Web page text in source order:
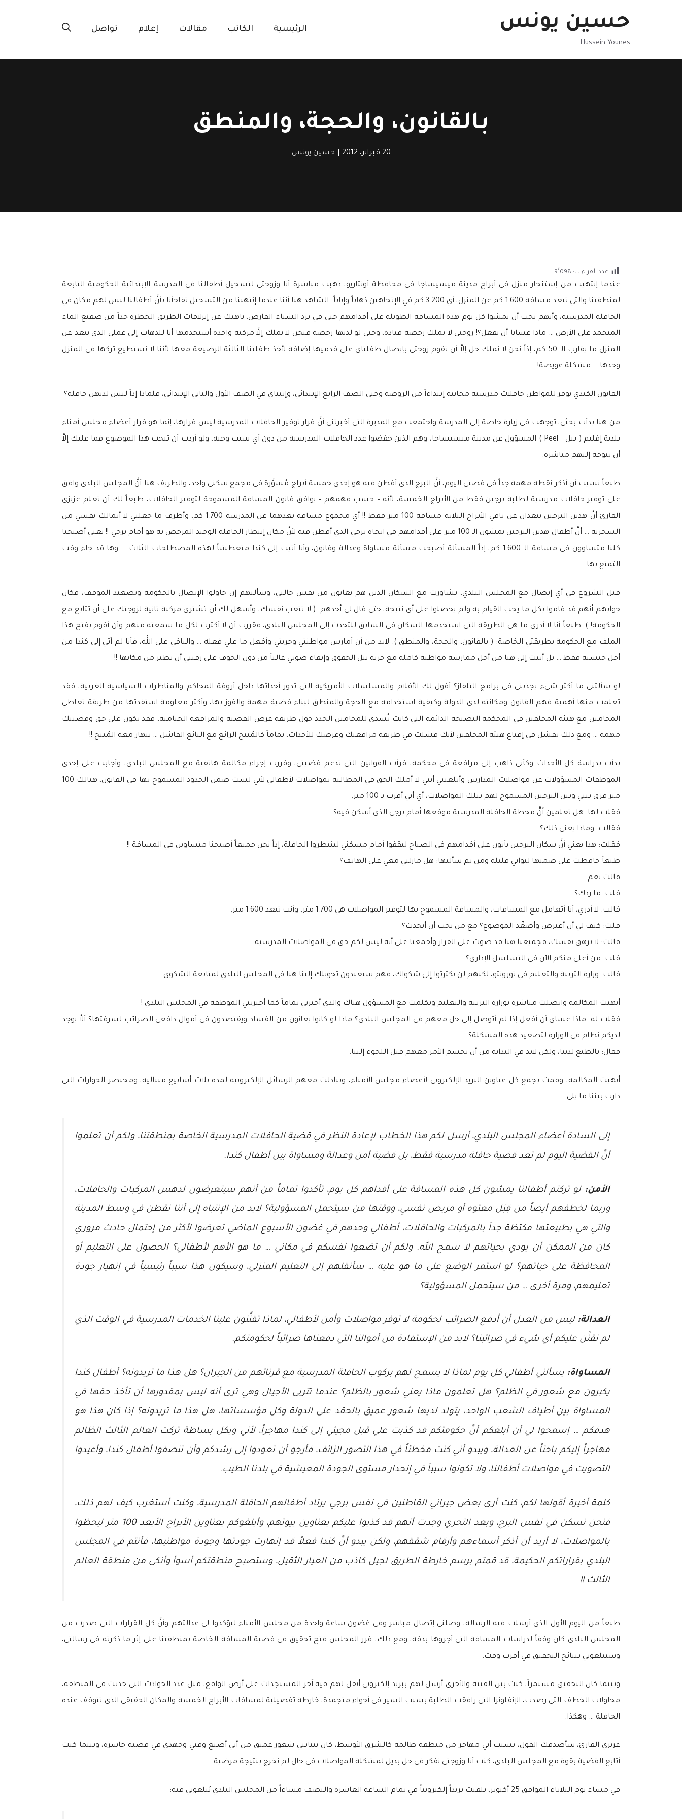
حسين يونس
Hussein Younes
الرئيسية الكاتب مقالات إعلام تواصل
بالقانون، والحجة، والمنطق
20 فبراير، 2012 حسين يونس
عدد القراءات: 9٬098
عندما إنتهيت من إستئجار منزل في أبراج مدينة ميسيساجا في محافظة أونتاريو، ذهبت مباشرة أنا وزوجتي لتسجيل أطفالنا في المدرسة الإبتدائية الحكومية التابعة
لمنطقتنا والتي تبعد مسافة 1.600 كم عن المنزل، أي 3.200 كم في الإتجاهين ذهاباً وإياباً. الشاهد هنا أننا عندما إنتهينا من التسجيل تفاجأنا بأنَّ أطفالنا ليس لهم مكان في
الحافلة المدرسية، وأنهم يجب أن يمشوا كل يوم هذه المسافة الطويلة على أقدامهم حتى في برد الشتاء القارص، ناهيك عن إنزلاقات الطريق الخطرة جداً من صقيع الماء
المتجمد على الأرض … ماذا عسانا أن نفعل؟! زوجتي لا تملك رخصة قيادة، وحتى لو لديها رخصة فنحن لا نملك إلاَّ مركبة واحدة أستخدمها أنا للذهاب إلى عملي الذي يبعد عن
المنزل ما يقارب الـ 50 كم، إذاً نحن لا نملك حل إلاَّ أن تقوم زوجتي بإيصال طفلتاي على قدميها إضافة لأخذ طفلتنا الثالثة الرضيعة معها لأننا لا نستطيع تركها في المنزل
وحدها … مشكلة عويصة!
القانون الكندي يوفر للمواطن حافلات مدرسية مجانية إبتداءاً من الروضة وحتى الصف الرابع الإبتدائي، وإبنتاي في الصف الأول والثاني الإبتدائي، فلماذا إذاً ليس لديهن حافلة؟
من هنا بدأت بحثي، توجهت في زيارة خاصة إلى المدرسة واجتمعت مع المديرة التي أخبرتني أنَّ قرار توفير الحافلات المدرسية ليس قرارها، إنما هو قرار أعضاء مجلس أمناء
بلدية إقليم ( بيل – Peel ) المسؤول عن مدينة ميسيساجا، وهم الذين خفضوا عدد الحافلات المدرسية من دون أي سبب وجيه، ولو أردت أن تبحث هذا الموضوع فما عليك إلاَّ
أن تتوجه إليهم مباشرة.
طبعاً نسيت أن أذكر نقطة مهمة جداً في قصتي اليوم، أنَّ البرج الذي أقطن فيه هو إحدى خمسة أبراج مُسوَّرة في مجمع سكني واحد، والطريف هنا أنَّ المجلس البلدي وافق
على توفير حافلات مدرسية لطلبة برجين فقط من الأبراج الخمسة، لأنه – حسب فهمهم – يوافق قانون المسافة المسموحة لتوفير الحافلات، طبعاً لك أن تعلم عزيزي
القارئ أنَّ هذين البرجين يبعدان عن باقي الأبراج الثلاثة مسافة 100 متر فقط !! أي مجموع مسافة بعدهما عن المدرسة 1.700 كم، وأطرف ما جعلني لا أتمالك نفسي من
السخرية … أنَّ أطفال هذين البرجين يمشون الـ 100 متر على أقدامهم في اتجاه برجي الذي أقطن فيه لأنَّ مكان إنتظار الحافلة الوحيد المرخص به هو أمام برجي !! يعني أصبحنا
كلنا متساوون في مسافة الـ 1.600 كم، إذاً المسألة أصبحت مسألة مساواة وعدالة وقانون، وأنا أتيت إلى كندا متعطشاً لهذه المصطلحات الثلاث … وها قد جاء وقت
التمتع بها.
قبل الشروع في أي إتصال مع المجلس البلدي، تشاورت مع السكان الذين هم يعانون من نفس حالتي، وسألتهم إن حاولوا الإتصال بالحكومة وتصعيد الموقف، فكان
جوابهم أنهم قد قاموا بكل ما يجب القيام به ولم يحصلوا على أي نتيجة، حتى قال لي أحدهم: ( لا تتعب نفسك، وأسهل لك أن تشتري مركبة ثانية لزوجتك على أن تتابع مع
الحكومة! ). طبعاً أنا لا أدري ما هي الطريقة التي استخدمها السكان في السابق للتحدث إلى المجلس البلدي، فقررت أن لا أكترث لكل ما سمعته منهم وأن أقوم بفتح هذا
الملف مع الحكومة بطريقتي الخاصة: ( بالقانون، والحجة، والمنطق ). لابد من أن أمارس مواطنتي وحريتي وأفعل ما علي فعله … والباقي على الله، فأنا لم آتي إلى كندا من
أجل جنسية فقط … بل أتيت إلى هنا من أجل ممارسة مواطنة كاملة مع حرية نيل الحقوق وإبقاء صوتي عالياً من دون الخوف على رقبتي أن تطير من مكانها !!
لو سألتني ما أكثر شيء يجذبني في برامج التلفاز؟ أقول لك الأفلام والمسلسلات الأمريكية التي تدور أحداثها داخل أروقة المحاكم والمناظرات السياسية الغربية، فقد
تعلمت منها أهمية فهم القانون ومكانته لدى الدولة وكيفية استخدامه مع الحجة والمنطق لبناء قضية مهمة والفوز بها، وأكثر معلومة استفدتها من طريقة تعاطي
المحامين مع هيئة المحلفين في المحكمة النصيحة الدائمة التي كانت تُسدى للمحامين الجدد حول طريقة عرض القضية والمرافعة الختامية، فقد تكون على حق وقضيتك
مهمة … ومع ذلك تفشل في إقناع هيئة المحلفين لأنك فشلت في طريقة مرافعتك وعرضك للأحداث، تماماً كالمُنتج الرائع مع البائع الفاشل … ينهار معه المُنتج !!
بدأت بدراسة كل الأحداث وكأني ذاهب إلى مرافعة في محكمة، قرأت القوانين التي تدعم قضيتي، وقررت إجراء مكالمة هاتفية مع المجلس البلدي، وأجابت علي إحدى
الموظفات المسؤولات عن مواصلات المدارس وأبلغتني أنني لا أملك الحق في المطالبة بمواصلات لأطفالي لأني لست ضمن الحدود المسموح بها في القانون، هنالك 100
متر فرق بيني وبين البرجين المسموح لهم بتلك المواصلات، أي أني أقرب بـ 100 متر.
فقلت لها: هل تعلمين أنَّ محطة الحافلة المدرسية موقعها أمام برجي الذي أسكن فيه؟
فقالت: وماذا يعني ذلك؟
فقلت: هذا يعني أنَّ سكان البرجين يأتون على أقدامهم في الصباح ليقفوا أمام مسكني لينتظروا الحافلة، إذاً نحن جميعاً أصبحنا متساوين في المسافة !!
طبعاً حافظت على صمتها لثواني قليلة ومن ثم سألتها: هل مازلتي معي على الهاتف؟
قالت نعم.
قلت: ما ردك؟
قالت: لا أدري، أنا أتعامل مع المسافات، والمسافة المسموح بها لتوفير المواصلات هي 1.700 متر، وأنت تبعد 1.600 متر.
قلت: كيف لي أن أعترض وأصعِّد الموضوع؟ مع من يجب أن أتحدث؟
قالت: لا ترهق نفسك، فجميعنا هنا قد صوت على القرار وأجمعنا على أنه ليس لكم حق في المواصلات المدرسية.
قلت: من أعلى منكم الآن في التسلسل الإداري؟
قالت: وزارة التربية والتعليم في تورونتو، لكنهم لن يكترثوا إلى شكواك، فهم سيعيدون تحويلك إلينا هنا في المجلس البلدي لمتابعة الشكوى.
أنهيت المكالمة واتصلت مباشرة بوزارة التربية والتعليم وتكلمت مع المسؤول هناك والذي أخبرني تماماً كما أخبرتني الموظفة في المجلس البلدي !
فقلت له: ماذا عساي أن أفعل إذا لم أتوصل إلى حل معهم في المجلس البلدي؟ ماذا لو كانوا يعانون من الفساد ويقتصدون في أموال دافعي الضرائب لسرقتها؟ ألاَّ يوجد
لديكم نظام في الوزارة لتصعيد هذه المشكلة؟
فقال: بالطبع لدينا، ولكن لابد في البداية من أن تحسم الأمر معهم قبل اللجوء إلينا.
أنهيت المكالمة، وقمت بجمع كل عناوين البريد الإلكتروني لأعضاء مجلس الأمناء، وتبادلت معهم الرسائل الإلكترونية لمدة ثلاث أسابيع متتالية، ومختصر الحوارات التي
دارت بيننا ما يلي:
إلى السادة أعضاء المجلس البلدي، أرسل لكم هذا الخطاب لإعادة النظر في قضية الحافلات المدرسية الخاصة بمنطقتنا، ولكم أن تعلموا
أنَّ القضية اليوم لم تعد قضية حافلة مدرسية فقط، بل قضية أمن وعدالة ومساواة بين أطفال كندا.
الأمن: لو تركتم أطفالنا يمشون كل هذه المسافة على أقداهم كل يوم، تأكدوا تماماً من أنهم سيتعرضون لدهس المركبات والحافلات،
وربما لخطفهم أيضاً من قِبَل معتوه أو مريض نفسي، ووقتها من سيتحمل المسؤولية؟ لابد من الإنتباه إلى أننا نقطن في وسط المدينة
والتي هي بطبيعتها مكتظة جداً بالمركبات والحافلات، أطفالي وحدهم في غضون الأسبوع الماضي تعرضوا لأكثر من إحتمال حادث مروري
كان من الممكن أن يودي بحياتهم لا سمح الله. ولكم أن تضعوا نفسكم في مكاني … ما هو الأهم لأطفالي؟ الحصول على التعليم أو
المحافظة على حياتهم؟ لو استمر الوضع على ما هو عليه … سأنقلهم إلى التعليم المنزلي، وسيكون هذا سبباً رئيسياً في إنهيار جودة
تعليمهم، ومرة أخرى … من سيتحمل المسؤولية؟
العدالة: ليس من العدل أن أدفع الضرائب لحكومة لا توفر مواصلات وأمن لأطفالي، لماذا تقنِّنون علينا الخدمات المدرسية في الوقت الذي
لم نقنِّن عليكم أي شيء في ضرائبنا؟ لابد من الإستفادة من أموالنا التي دفعناها ضرائباً لحكومتكم.
المساواة: يسألني أطفالي كل يوم لماذا لا يسمح لهم بركوب الحافلة المدرسية مع قرنائهم من الجيران؟ هل هذا ما تريدونه؟ أطفال كندا
يكبرون مع شعور في الظلم؟ هل تعلمون ماذا يعني شعور بالظلم؟ عندما تتربى الأجيال وهي ترى أنه ليس بمقدورها أن تأخذ حقها في
المساواة بين أطياف الشعب الواحد، يتولد لديها شعور عميق بالحقد على الدولة وكل مؤسساتها، هل هذا ما تريدونه؟ إذا كان هذا هو
هدفكم … إسمحوا لي أن أبلغكم أنَّ حكومتكم قد كذبت علي قبل مجيئي إلى كندا مهاجراً، لأني وبكل بساطة تركت العالم الثالث الظالم
مهاجراً إليكم باحثاً عن العدالة، ويبدو أني كنت مخطئاً في هذا التصور الزائف، فأرجو أن تعودوا إلى رشدكم وأن تنصفوا أطفال كندا، وأعيدوا
التصويت في مواصلات أطفالنا، ولا تكونوا سبباً في إنحدار مستوى الجودة المعيشية في بلدنا الطيب.
كلمة أخيرة أقولها لكم، كنت أرى بعض جيراني القاطنين في نفس برجي يرتاد أطفالهم الحافلة المدرسية، وكنت أستغرب كيف لهم ذلك،
فنحن نسكن في نفس البرج، وبعد التحري وجدت أنهم قد كذبوا عليكم بعناوين بيوتهم، وأبلغوكم بعناوين الأبراج الأبعد 100 متر ليحظوا
بالمواصلات، لا أريد أن أذكر أسماءهم وأرقام شققهم، ولكن يبدو أنَّ كندا فعلاً قد إنهارت جودتها وجودة مواطنيها، فأنتم في المجلس
البلدي بقراراتكم الحكيمة، قد قمتم برسم خارطة الطريق لجيل كاذب من العيار الثقيل، وستصبح منطقتكم أسوأ وأنكى من منطقة العالم
الثالث !!
طبعاً من اليوم الأول الذي أرسلت فيه الرسالة، وصلني إتصال مباشر وفي غضون ساعة واحدة من مجلس الأمناء ليؤكدوا لي عدالتهم وأنَّ كل القرارات التي صدرت من
المجلس البلدي كان وفقاً لدراسات المسافة التي أجروها بدقة، ومع ذلك، قرر المجلس فتح تحقيق في قضية المسافة الخاصة بمنطقتنا على إثر ما ذكرته في رسالتي،
وسيبلغوني بنتائج التحقيق في أقرب وقت.
وبينما كان التحقيق مستمراً، كنت بين الفينة والأخرى أرسل لهم ببريد إلكتروني أنقل لهم فيه آخر المستجدات على أرض الواقع، مثل عدد الحوادث التي حدثت في المنطقة،
محاولات الخطف التي رصدت، الإنفلونزا التي رافقت الطلبة بسبب السير في أجواء متجمدة، خارطة تفصيلية لمسافات الأبراج الخمسة والمكان الحقيقي الذي تتوقف عنده
الحافلة … وهكذا.
عزيزي القارئ، سأصدقك القول، بسبب أني مهاجر من منطقة ظالمة كالشرق الأوسط، كان ينتابني شعور عميق من أني أضيع وقتي وجهدي في قضية خاسرة، وبينما كنت
أتابع القضية بقوة مع المجلس البلدي، كنت أنا وزوجتي نفكر في حل بديل لمشكلة المواصلات في حال لم نخرج بنتيجة مرضية.
في مساء يوم الثلاثاء الموافق 25 أكتوبر، تلقيت بريداً إلكترونياً في تمام الساعة العاشرة والنصف مساءاً من المجلس البلدي يُبلغوني فيه: